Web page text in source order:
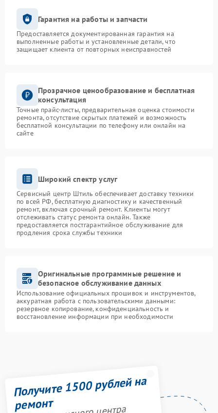
Гарантия на работы и запчасти
Предоставляется документированная гарантия на
выполненные работы и установленные детали, что
защищает клиента от повторных неисправностей
Прозрачное ценообразование и бесплатная
консультация
Точные прайс-листы, предварительная оценка стоимости
ремонта, отсутствие скрытых платежей и возможность
бесплатной консультации по телефону или онлайн на
сайте
Широкий спектр услуг
Сервисный центр Штиль обеспечивает доставку техники
по всей РФ, бесплатную диагностику и качественный
ремонт, включая срочный ремонт. Клиенты могут
отслеживать статус ремонта онлайн. Также
предоставляется постгарантийное обслуживание для
продления срока службы техники
Оригинальные программные решение и
безопасное обслуживание данных
Использование официальных прошивок и инструментов,
аккуратная работа с пользовательскими данными:
резервное копирование, конфиденциальность и
восстановление информации при необходимости
Получите 1500 рублей на
ремонт